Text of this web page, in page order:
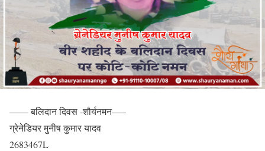
—— बलिदान दिवस -शौर्यनमन—–
ग्रेनेडियर मुनीष कुमार यादव
2683467L